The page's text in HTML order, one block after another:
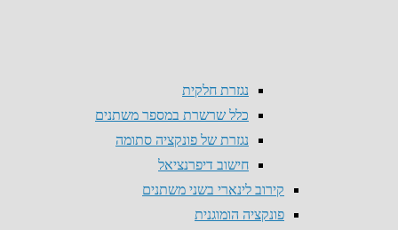
נגזרת חלקית
כלל שרשרת במספר משתנים
נגזרת של פונקציה סתומה
חישוב דיפרנציאל
קירוב לינארי בשני משתנים
פונקציה הומוגנית